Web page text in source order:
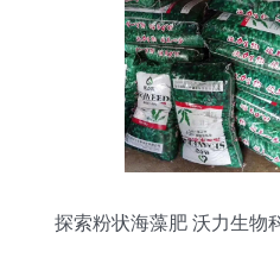
探索粉状海藻肥 沃力生物